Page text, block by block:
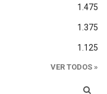
1.475
1.375
1.125
VER TODOS »